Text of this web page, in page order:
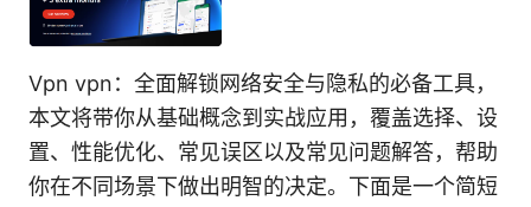
Vpn vpn：全面解锁网络安全与隐私的必备工具，
本文将带你从基础概念到实战应用，覆盖选择、设
置、性能优化、常见误区以及常见问题解答，帮助
你在不同场景下做出明智的决定。下面是一个简短